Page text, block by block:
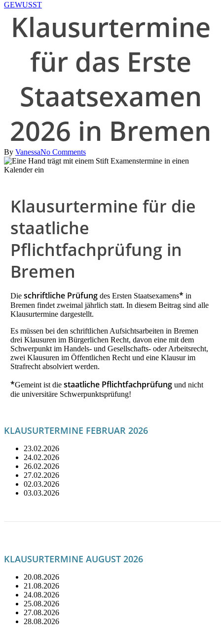
GEWUSST
Klausurtermine
für das Erste
Staatsexamen
2026 in Bremen
By VanessaNo Comments
Klausurtermine für die
staatliche
Pflichtfachprüfung in
Bremen
Dieschriftliche Prüfung des Ersten Staatsexamens* in
Bremen findet zweimal jährlich statt. In diesem Beitrag sind alle
Klausurtermine dargestellt.
Es müssen bei den schriftlichen Aufsichtsarbeiten in Bremen
drei Klausuren im Bürgerlichen Recht, davon eine mit dem
Schwerpunkt im Handels- und Gesellschafts- oder Arbeitsrecht,
zwei Klausuren im Öffentlichen Recht und eine Klausur im
Strafrecht absolviert werden.
*Gemeint ist diestaatliche Pflichtfachprüfung und nicht
die universitäre Schwerpunktsprüfung!
KLAUSURTERMINE FEBRUAR 2026
23.02.2026
24.02.2026
26.02.2026
27.02.2026
02.03.2026
03.03.2026
KLAUSURTERMINE AUGUST 2026
20.08.2026
21.08.2026
24.08.2026
25.08.2026
27.08.2026
28.08.2026